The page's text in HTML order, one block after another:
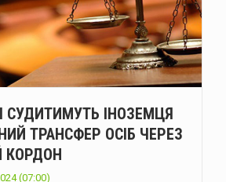
СУДИТИМУТЬ ІНОЗЕМЦЯ
ТРАНСФЕР ОСІБ ЧЕРЕЗ
КОРДОН
(07:00)